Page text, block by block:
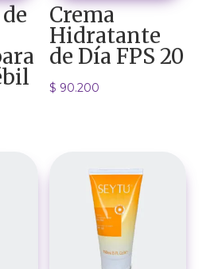
Crema
Hidratante
de Día FPS 20
$ 90.200